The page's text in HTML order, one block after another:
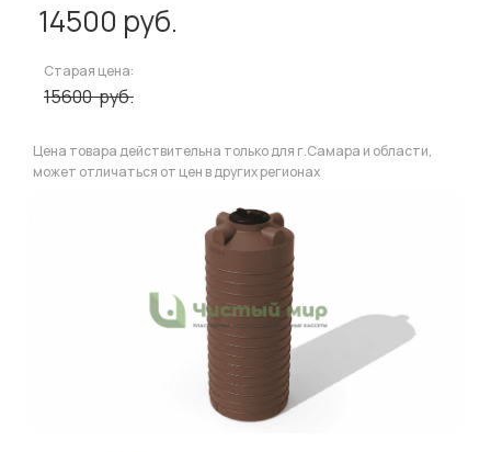
14500 руб.
Старая цена:
15600руб.
Цена товара действительна только для г.Самара и области,
может отличаться от цен в других регионах